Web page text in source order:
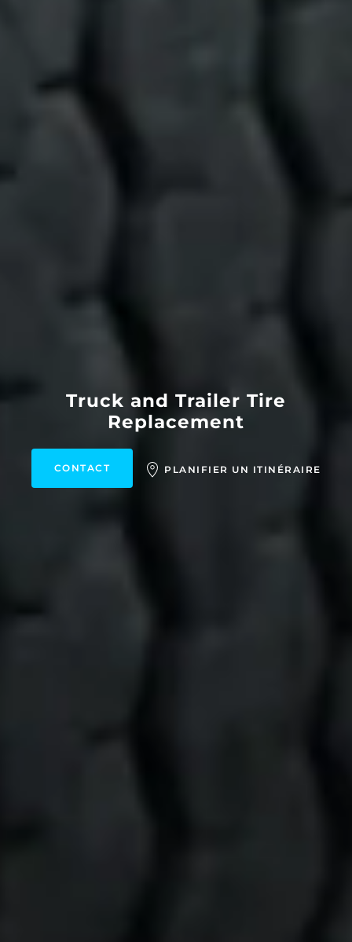
Truck and Trailer Tire
Replacement
CONTACT PLANIFIER UN ITINÉRAIRE